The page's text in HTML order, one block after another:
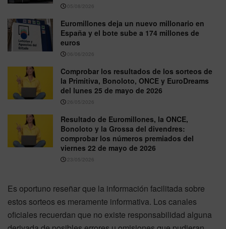
05/08/2026
Euromillones deja un nuevo millonario en
España y el bote sube a 174 millones de
euros
06/06/2026
Comprobar los resultados de los sorteos de
la Primitiva, Bonoloto, ONCE y EuroDreams
del lunes 25 de mayo de 2026
26/05/2026
Resultado de Euromillones, la ONCE,
Bonoloto y la Grossa del divendres:
comprobar los números premiados del
viernes 22 de mayo de 2026
23/05/2026
Es oportuno reseñar que la información facilitada sobre
estos sorteos es meramente informativa. Los canales
oficiales recuerdan que no existe responsabilidad alguna